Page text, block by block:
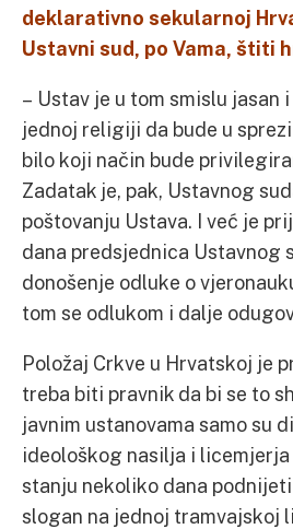
deklarativno sekularnoj
Ustavni sud, po Vama, štiti
– Ustav je u tom smislu jasan
jednoj religiji da bude u
bilo koji način bude
Zadatak je, pak, Ustavnog
poštovanju Ustava. I već je
dana predsjednica Ustavnog
donošenje odluke o
tom se odlukom i dalje
Položaj Crkve u Hrvatskoj je
treba biti pravnik da bi se to
javnim ustanovama samo su
ideološkog nasilja i licemjerja
stanju nekoliko dana
slogan na jednoj tramvajskoj